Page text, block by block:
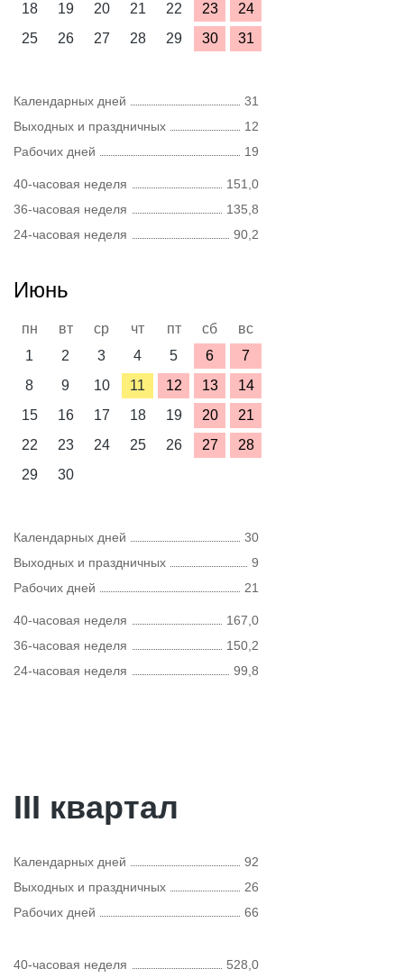
18
19 20 21 22 23
24
25
26 27 28 29 30 31
Календарных дней
31
Выходных и праздничных
12
Рабочих дней
19
40-часовая неделя
151,0
36-часовая неделя
135,8
24-часовая неделя
90,2
Июнь
пн вт ср чт пт сб
вс
1
2 3 4 5 6
7
8
9 10 11 12 13
14
15
16 17 18 19 20
21
22
23 24 25 26 27
28
29
30
Календарных дней
30
Выходных и праздничных
9
Рабочих дней
21
40-часовая неделя
167,0
36-часовая неделя
150,2
24-часовая неделя
99,8
III квартал
Календарных дней
92
Выходных и праздничных
26
Рабочих дней
66
40-часовая неделя 528,0